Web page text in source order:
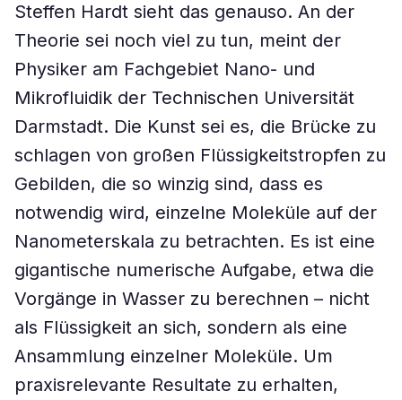
Steffen Hardt sieht das genauso. An der
Theorie sei noch viel zu tun, meint der
Physiker am Fachgebiet Nano- und
Mikrofluidik der Technischen Universität
Darmstadt. Die Kunst sei es, die Brücke zu
schlagen von großen Flüssigkeitstropfen zu
Gebilden, die so winzig sind, dass es
notwendig wird, einzelne Moleküle auf der
Nanometerskala zu betrachten. Es ist eine
gigantische numerische Aufgabe, etwa die
Vorgänge in Wasser zu berechnen – nicht
als Flüssigkeit an sich, sondern als eine
Ansammlung einzelner Moleküle. Um
praxisrelevante Resultate zu erhalten,